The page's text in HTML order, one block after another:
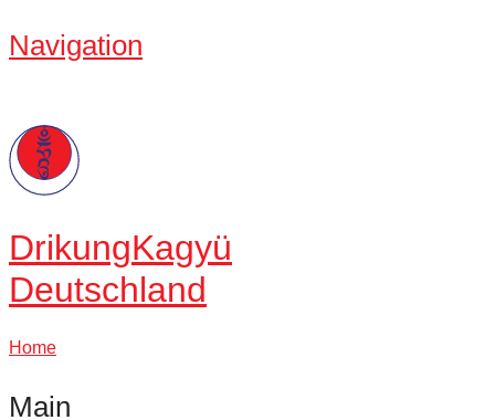
Navigation
DrikungKagyü
Deutschland
Home
Main